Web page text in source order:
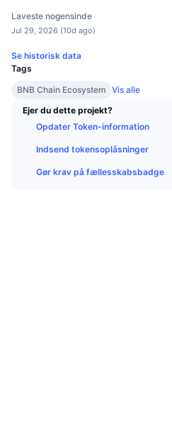
Laveste nogensinde
Jul 29, 2026 (10d ago)
Se historisk data
Tags
BNB Chain Ecosystem Vis alle
Ejer du dette projekt?
Opdater Token-information
Indsend tokensoplåsninger
Gør krav på fællesskabsbadge